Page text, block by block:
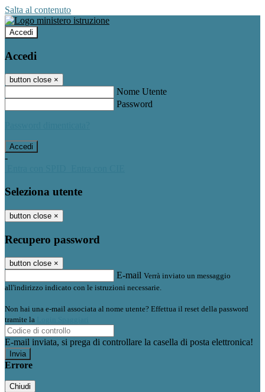
Salta al contenuto
Accedi
Accedi
button close ×
Nome Utente
Password
-
Seleziona utente
button close ×
Recupero password
button close ×
E-mail Verrà inviato un messaggio
all'indirizzo indicato con le istruzioni necessarie.
Non hai una e-mail associata al nome utente? Effettua il reset della password
tramite la
E-mail inviata, si prega di controllare la casella di posta elettronica!
Errore
Chiudi